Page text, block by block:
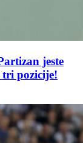
jeste
pozicije!